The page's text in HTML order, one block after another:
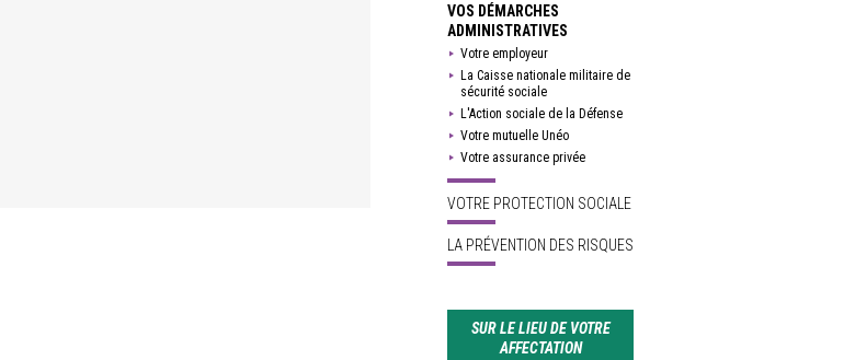
VOS DÉMARCHES
ADMINISTRATIVES
Votre employeur
La Caisse nationale militaire de
sécurité sociale
L'Action sociale de la Défense
Votre mutuelle Unéo
Votre assurance privée
VOTRE PROTECTION SOCIALE
LA PRÉVENTION DES RISQUES
SUR LE LIEU DE VOTRE
AFFECTATION